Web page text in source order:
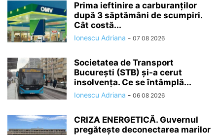
Prima ieftinire a carburanților
după 3 săptămâni de scumpiri.
Cât costă...
Ionescu Adriana - 07 08 2026
Societatea de Transport
București (STB) și-a cerut
insolvența. Ce se întâmplă...
Ionescu Adriana - 06 08 2026
CRIZA ENERGETICĂ. Guvernul
pregătește deconectarea marilor